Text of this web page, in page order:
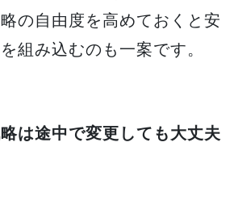
の自由度を高めておくと安
組み込むのも一案です。
は途中で変更しても大丈夫